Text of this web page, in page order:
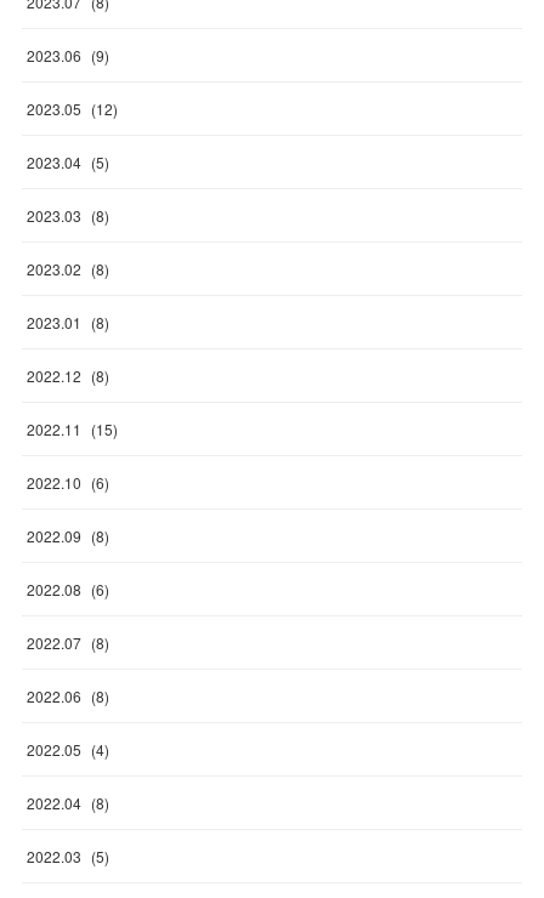
2023.06 (9)
2023.05 (12)
2023.04 (5)
2023.03 (8)
2023.02 (8)
2023.01 (8)
2022.12 (8)
2022.11 (15)
2022.10 (6)
2022.09 (8)
2022.08 (6)
2022.07 (8)
2022.06 (8)
2022.05 (4)
2022.04 (8)
2022.03 (5)